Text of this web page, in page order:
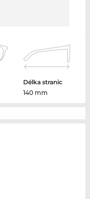
Délka stranic
140 mm